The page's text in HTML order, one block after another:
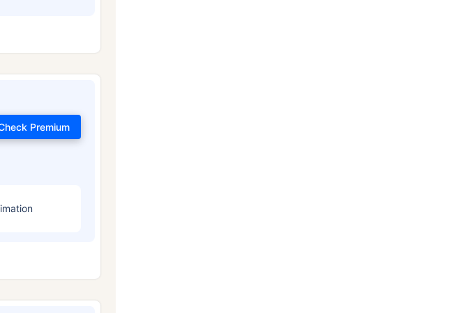
Premium
*
व्यक्तीसाठी, 36 वर्षे वयापर्यंत कव्हर। *₹630 प्रति महिना, 1 कोटीच्या टर्म लाइफ विम्यासाठी
महिना, 1 कोटीच्या टर्म लाइफ विम्यासाठी सुरुवातीची किंमत आहे — धूम्रपान न करणाऱ्या, कोणतेही पूर्व-